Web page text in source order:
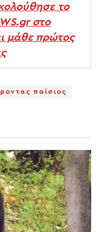
το
στο
μάθε πρώτος
παίσιος